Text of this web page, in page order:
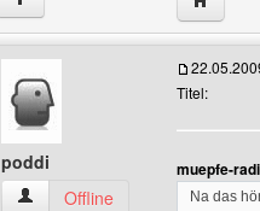
poddi
poddi Benutzer-Profile anzeigen
Offline
Titel:
muepfe-
Na das